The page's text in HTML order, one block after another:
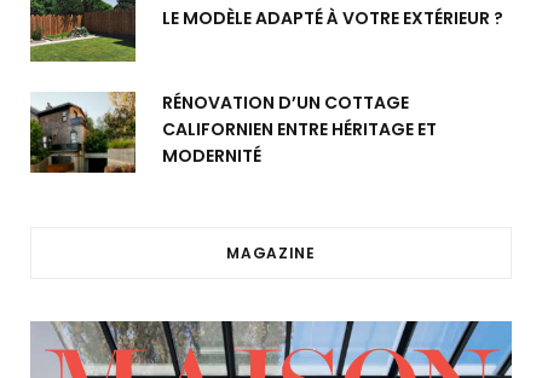
LE MODÈLE ADAPTÉ À VOTRE EXTÉRIEUR ?
RÉNOVATION D’UN COTTAGE
CALIFORNIEN ENTRE HÉRITAGE ET
MODERNITÉ
MAGAZINE